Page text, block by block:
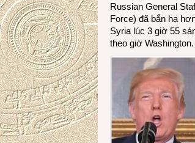
Russian General
Force) đã bắn hạ
Syria lúc 3 giờ 55
theo giờ Washington.